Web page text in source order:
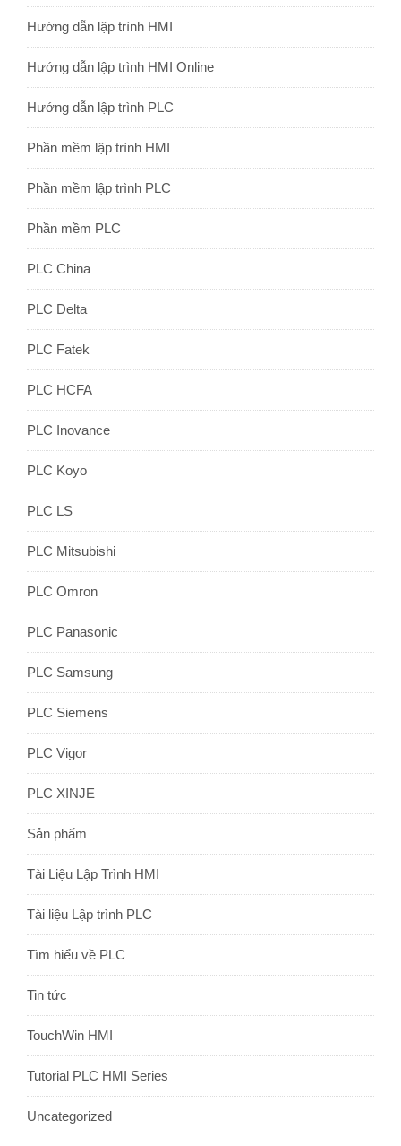
Hướng dẫn lập trình HMI
Hướng dẫn lập trình HMI Online
Hướng dẫn lập trình PLC
Phần mềm lập trình HMI
Phần mềm lập trình PLC
Phần mềm PLC
PLC China
PLC Delta
PLC Fatek
PLC HCFA
PLC Inovance
PLC Koyo
PLC LS
PLC Mitsubishi
PLC Omron
PLC Panasonic
PLC Samsung
PLC Siemens
PLC Vigor
PLC XINJE
Sản phẩm
Tài Liệu Lập Trình HMI
Tài liệu Lập trình PLC
Tìm hiểu về PLC
Tin tức
TouchWin HMI
Tutorial PLC HMI Series
Uncategorized